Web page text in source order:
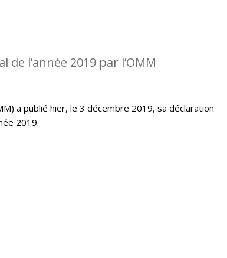
l’année 2019 par l’OMM
a publié hier, le 3 décembre 2019, sa déclaration
2019.